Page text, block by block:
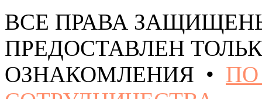
ВСЕ ПРАВА
ПРЕДОСТАВЛЕН
ОЗНАКОМЛЕНИЯ •